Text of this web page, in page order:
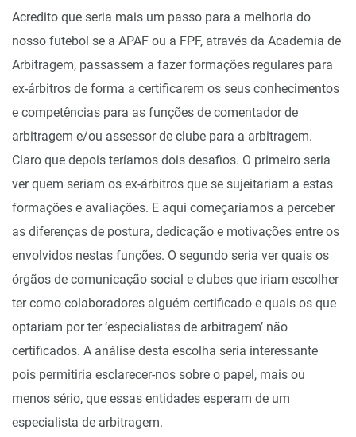
Acredito que seria mais um passo para a melhoria do
nosso futebol se a APAF ou a FPF, através da Academia de
Arbitragem, passassem a fazer formações regulares para
ex-árbitros de forma a certificarem os seus conhecimentos
e competências para as funções de comentador de
arbitragem e/ou assessor de clube para a arbitragem.
Claro que depois teríamos dois desafios. O primeiro seria
ver quem seriam os ex-árbitros que se sujeitariam a estas
formações e avaliações. E aqui começaríamos a perceber
as diferenças de postura, dedicação e motivações entre os
envolvidos nestas funções. O segundo seria ver quais os
órgãos de comunicação social e clubes que iriam escolher
ter como colaboradores alguém certificado e quais os que
optariam por ter ‘especialistas de arbitragem’ não
certificados. A análise desta escolha seria interessante
pois permitiria esclarecer-nos sobre o papel, mais ou
menos sério, que essas entidades esperam de um
especialista de arbitragem.